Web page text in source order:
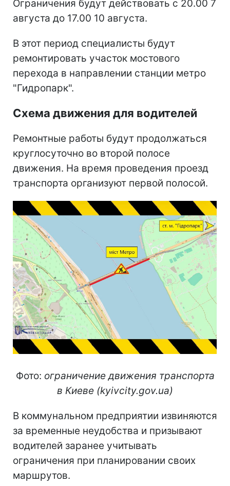
Ограничения будут действовать с 20.00 7
августа до 17.00 10 августа.
В этот период специалисты будут
ремонтировать участок мостового
перехода в направлении станции метро
"Гидропарк".
Схема движения для водителей
Ремонтные работы будут продолжаться
круглосуточно во второй полосе
движения. На время проведения проезд
транспорта организуют первой полосой.
Фото: ограничение движения транспорта
в Киеве (kyivcity.gov.ua)
В коммунальном предприятии извиняются
за временные неудобства и призывают
водителей заранее учитывать
ограничения при планировании своих
маршрутов.